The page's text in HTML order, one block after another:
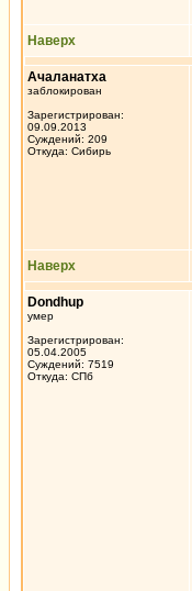
Наверх
Ачаланатха
заблокирован
Зарегистрирован:
09.09.2013
Суждений: 209
Откуда: Сибирь
Наверх
Dondhup
умер
Зарегистрирован:
05.04.2005
Суждений: 7519
Откуда: СПб